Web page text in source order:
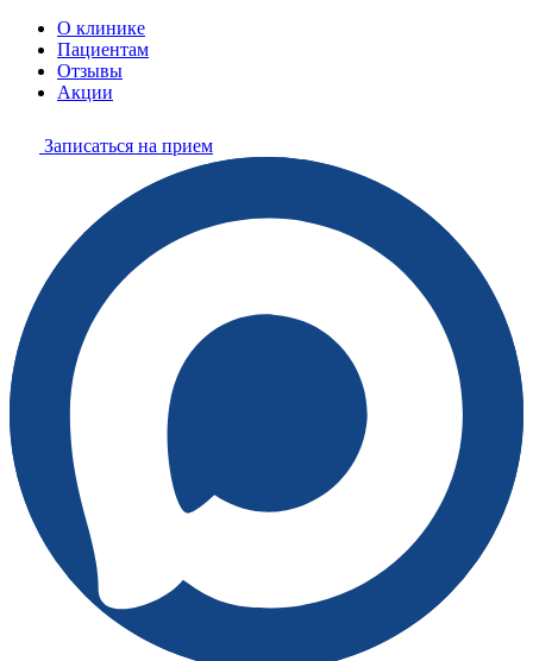
О клинике
Пациентам
Отзывы
Акции
Записаться на прием